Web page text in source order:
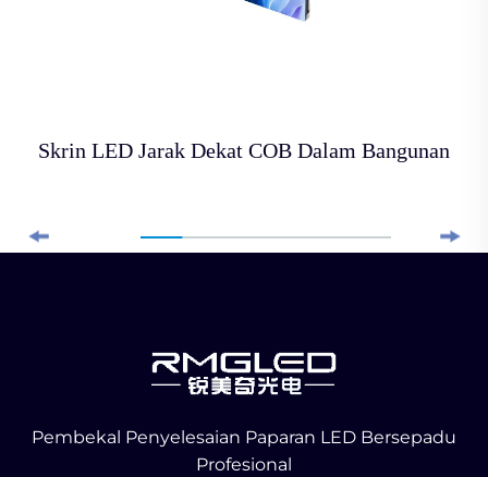
Skrin LED Jarak Dekat COB Dalam Bangunan
Pembekal Penyelesaian Paparan LED Bersepadu
Profesional